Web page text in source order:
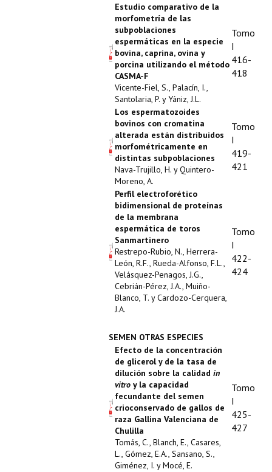
Estudio comparativo de la
morfometría de las
subpoblaciones
espermáticas en la especie
bovina, caprina, ovina y
porcina utilizando el método
CASMA-F
Vicente-Fiel, S., Palacín, I.,
Santolaria, P. y Yániz, J.L.
Tomo
I
416-
418
Los espermatozoides
bovinos con cromatina
alterada están distribuidos
morfométricamente en
distintas subpoblaciones
Nava-Trujillo, H. y Quintero-
Moreno, A.
Tomo
I
419-
421
Perfil electroforético
bidimensional de proteínas
de la membrana
espermática de toros
Sanmartinero
Restrepo-Rubio, N., Herrera-
León, R.F., Rueda-Alfonso, F.L.,
Velásquez-Penagos, J.G.,
Cebrián-Pérez, J.A., Muiño-
Blanco, T. y Cardozo-Cerquera,
J.A.
Tomo
I
422-
424
SEMEN OTRAS ESPECIES
Efecto de la concentración
de glicerol y de la tasa de
dilución sobre la calidad in
vitro y la capacidad
fecundante del semen
crioconservado de gallos de
raza Gallina Valenciana de
Chulilla
Tomás, C., Blanch, E., Casares,
L., Gómez, E.A., Sansano, S.,
Giménez, I. y Mocé, E.
Tomo
I
425-
427